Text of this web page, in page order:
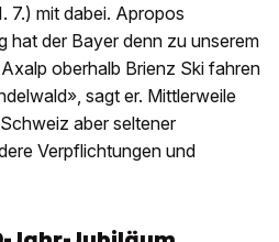
7.) mit dabei. Apropos
hat der Bayer denn zu unserem
oberhalb Brienz Ski fahren
sagt er. Mittlerweile
aber seltener
Verpflichtungen und